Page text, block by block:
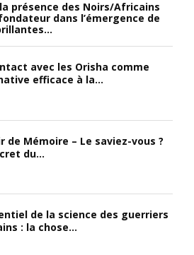
présence des Noirs/Africains
dans l’émergence de
avec les Orisha comme
efficace à la...
de Mémoire – Le saviez-vous ?
du...
de la science des guerriers
: la chose...